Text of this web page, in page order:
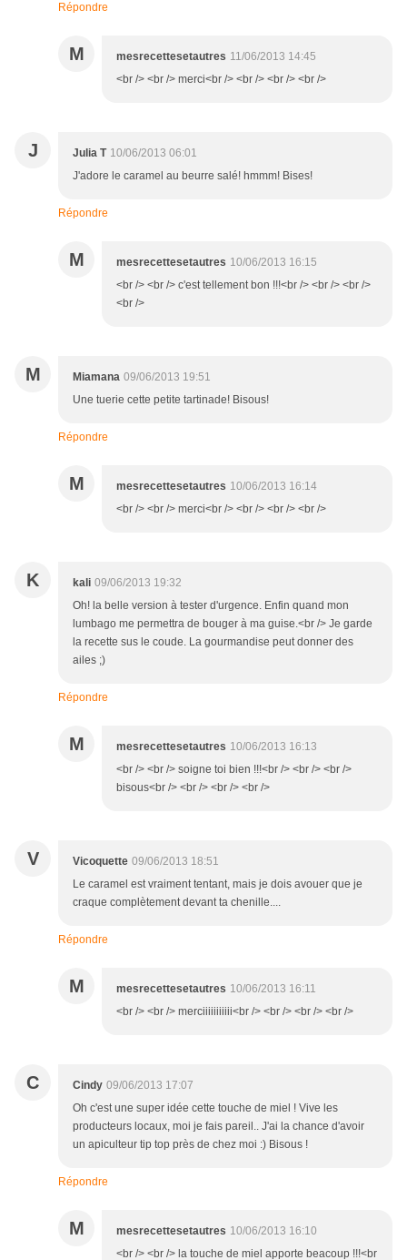
Répondre
M mesrecettesetautres 11/06/2013 14:45
<br /> <br /> merci<br /> <br /> <br /> <br />
J Julia T 10/06/2013 06:01
J'adore le caramel au beurre salé! hmmm! Bises!
Répondre
M mesrecettesetautres 10/06/2013 16:15
<br /> <br /> c'est tellement bon !!!<br /> <br /> <br />
<br />
M Miamana 09/06/2013 19:51
Une tuerie cette petite tartinade! Bisous!
Répondre
M mesrecettesetautres 10/06/2013 16:14
<br /> <br /> merci<br /> <br /> <br /> <br />
K kali 09/06/2013 19:32
Oh! la belle version à tester d'urgence. Enfin quand mon
lumbago me permettra de bouger à ma guise.<br /> Je garde
la recette sus le coude. La gourmandise peut donner des
ailes ;)
Répondre
M mesrecettesetautres 10/06/2013 16:13
<br /> <br /> soigne toi bien !!!<br /> <br /> <br />
bisous<br /> <br /> <br /> <br />
V Vicoquette 09/06/2013 18:51
Le caramel est vraiment tentant, mais je dois avouer que je
craque complètement devant ta chenille....
Répondre
M mesrecettesetautres 10/06/2013 16:11
<br /> <br /> merciiiiiiiiiii<br /> <br /> <br /> <br />
C Cindy 09/06/2013 17:07
Oh c'est une super idée cette touche de miel ! Vive les
producteurs locaux, moi je fais pareil.. J'ai la chance d'avoir
un apiculteur tip top près de chez moi :) Bisous !
Répondre
M mesrecettesetautres 10/06/2013 16:10
<br /> <br /> la touche de miel apporte beacoup !!!<br